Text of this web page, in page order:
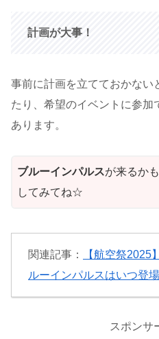
計画が大事！
事前に計画を立てておかない
たり、希望のイベントに参
あります。
ブルーインパルスが来るか
してみてね☆
関連記事：
【航空祭
ルーインパルスはいつ登
スポンサ